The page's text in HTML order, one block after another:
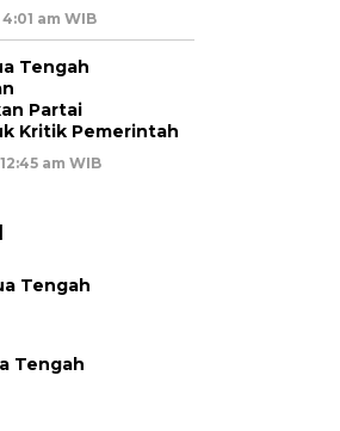
am WIB
Tengah
Partai
Kritik Pemerintah
am WIB
Tengah
Tengah